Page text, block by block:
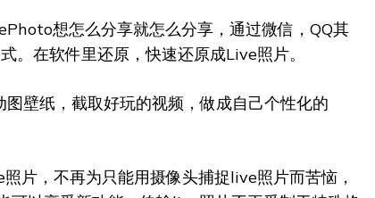
想怎么分享就怎么分享，通过微信，QQ其
。在软件里还原，快速还原成Live照片。
壁纸，截取好玩的视频，做成自己个性化的
片，不再为只能用摄像头捕捉live照片而苦恼，